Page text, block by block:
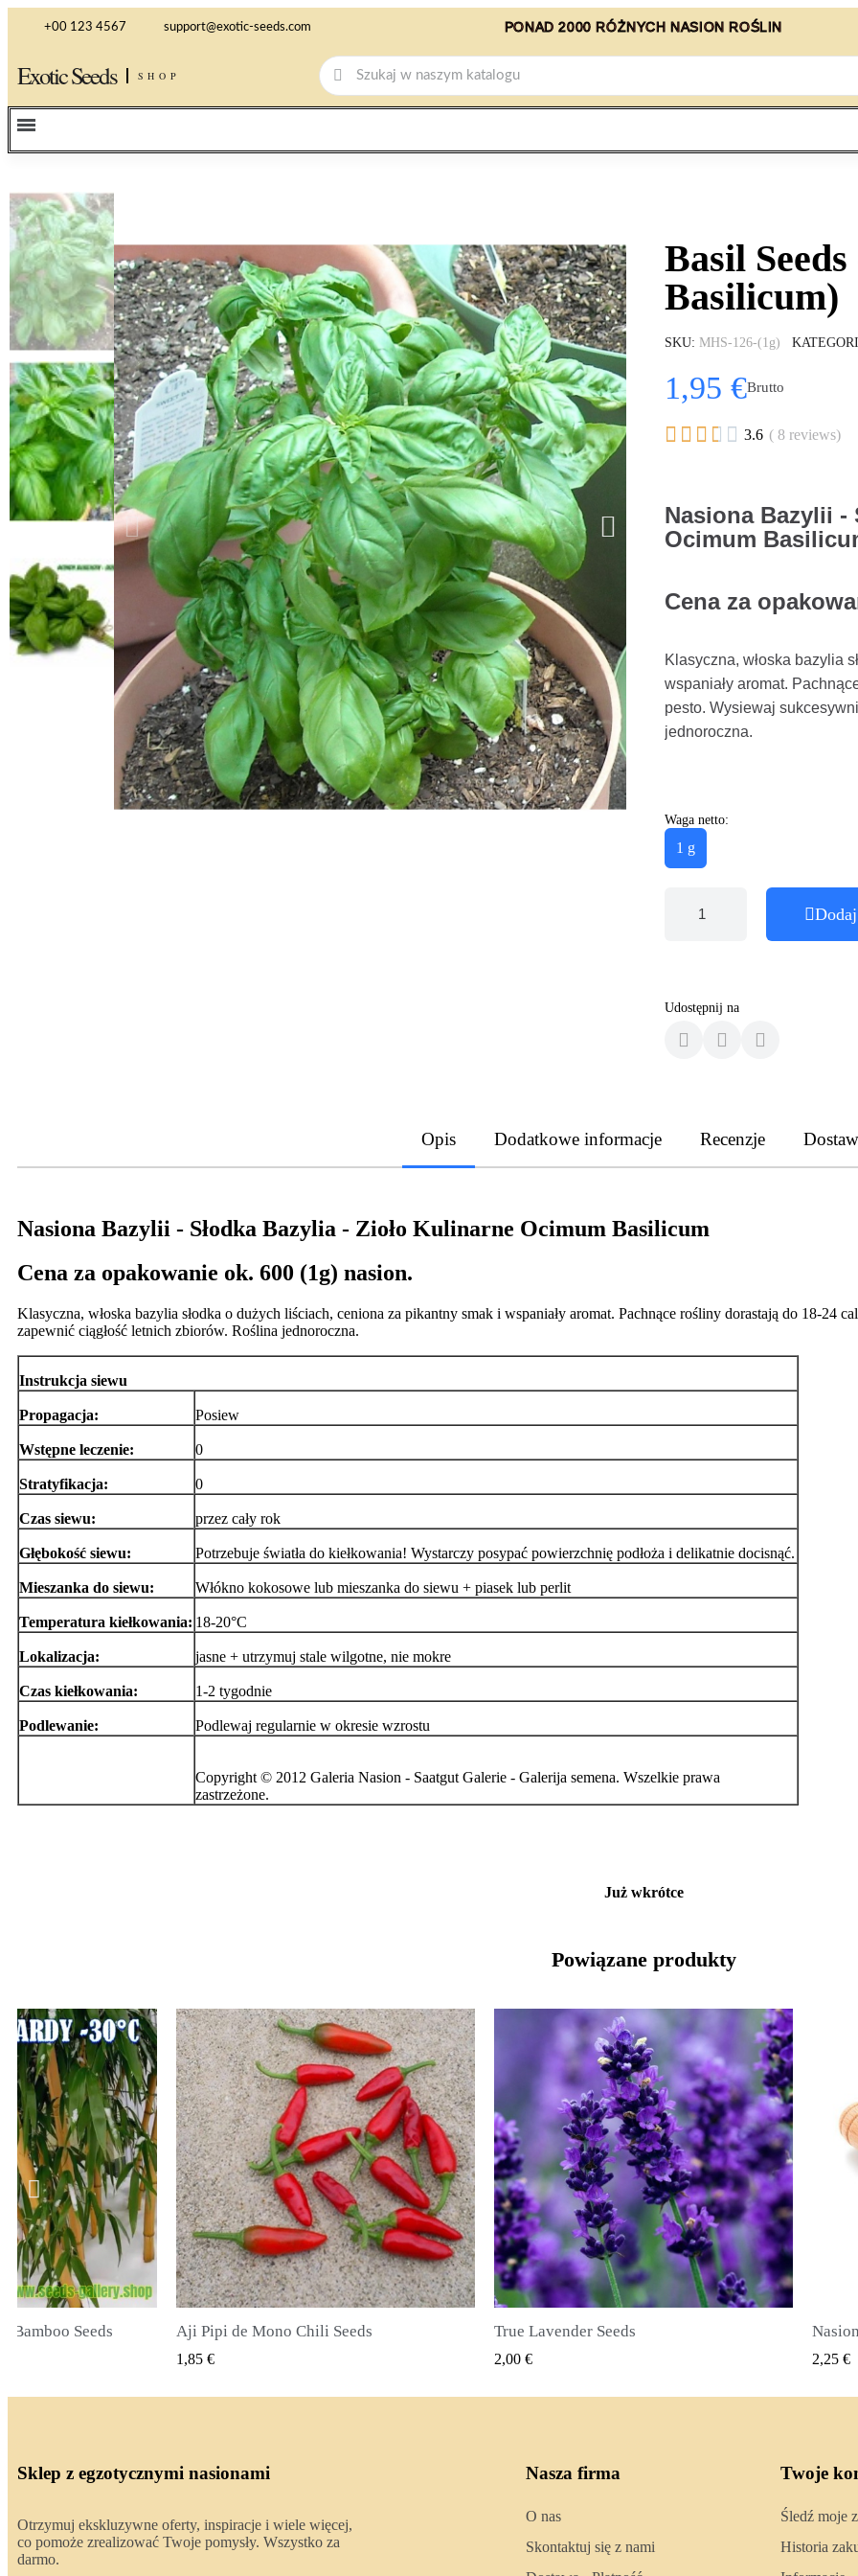
+00 123 4567 support@exotic-seeds.com PONAD 2000 RÓŻNYCH NASION ROŚLIN
Exotic Seeds SHOP
Basil
Basilicum)
SKU MHS-126-(1g)
1,95 €Brutto
     3.6 ( 8 reviews)
Nasiona Bazylii -
Ocimum
Cena za
Klasyczna, włoska bazylia
wspaniały aromat.
pesto. Wysiewaj
jednoroczna.
Waga netto:
1 g
Udostępnij na
Opis Dodatkowe informacje Recenzje
Nasiona Bazylii - Słodka Bazylia - Zioło Kulinarne Ocimum Basilicum
Cena za opakowanie ok. 600 (1g) nasion.
Klasyczna, włoska bazylia słodka o dużych liściach, ceniona za pikantny smak i wspaniały aromat. Pachnące rośliny dorastają do 18-24
zapewnić ciągłość letnich zbiorów. Roślina jednoroczna.
Instrukcja siewu
Propagacja: Posiew
Wstępne leczenie: 0
Stratyfikacja: 0
Czas siewu: przez cały rok
Głębokość siewu: Potrzebuje światła do kiełkowania! Wystarczy posypać powierzchnię podłoża i delikatnie docisnąć.
Mieszanka do siewu: Włókno kokosowe lub mieszanka do siewu + piasek lub perlit
Temperatura kiełkowania: 18-20°C
Lokalizacja: jasne + utrzymuj stale wilgotne, nie mokre
Czas kiełkowania: 1-2 tygodnie
Podlewanie: Podlewaj regularnie w okresie wzrostu
Copyright © 2012 Galeria Nasion - Saatgut Galerie - Galerija semena. Wszelkie prawa
zastrzeżone.
Już wkrótce
Powiązane produkty
Seeds SZYBKI PODGLĄD
True Lavender Seeds
2,00 €
SZYBKI PODGLĄD
Nasiona ziela angielskiego (Pimenta dioica)
2,25 € 2,50 €
Sklep z egzotycznymi nasionami
Otrzymuj ekskluzywne oferty, inspiracje i wiele więcej,
co pomoże zrealizować Twoje pomysły. Wszystko za
darmo.
Nasza firma
O nas
Skontaktuj się z nami
Twoje
Śledź moje
Historia